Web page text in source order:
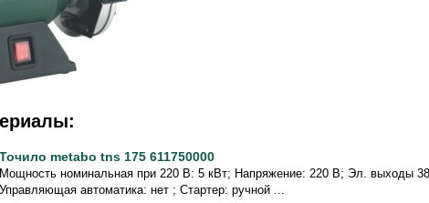
Точило metabo tns 175 611750000
Мощность номинальная при 220 В: 5 кВт; Напряжение: 220 В; Эл. выходы
Управляющая автоматика: нет ; Стартер: ручной ...